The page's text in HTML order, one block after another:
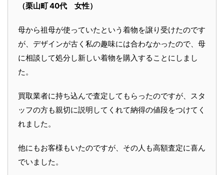
（栗山町 40代 女性）
母から祖母が使っていたという着物を譲り受けたのです
が、デザインが古く私の趣味には合わなかったので、母
に相談して処分し新しい着物を購入することにしまし
た。
買取業者に持ち込んで査定してもらったのですが、スタ
ッフの方も親切に説明してくれて納得の値段をつけてく
れました。
他にもお客様もいたのですが、その人も高額査定に喜ん
でいました。